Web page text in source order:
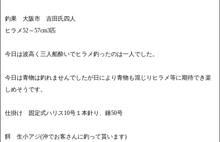
釣果 大阪市 吉田氏四人
ヒラメ52～57cm3匹
今日は波高く三人船酔いでヒラメ釣ったのは一人でした。
今日は青物は釣れませんでしたが日により青物も混じりヒラメ等に期待でき楽
しめそうです。
仕掛け 固定式ハリス10号１本針り、錘50号
餌 生小アジ(沖でお客さんに釣って貰います)